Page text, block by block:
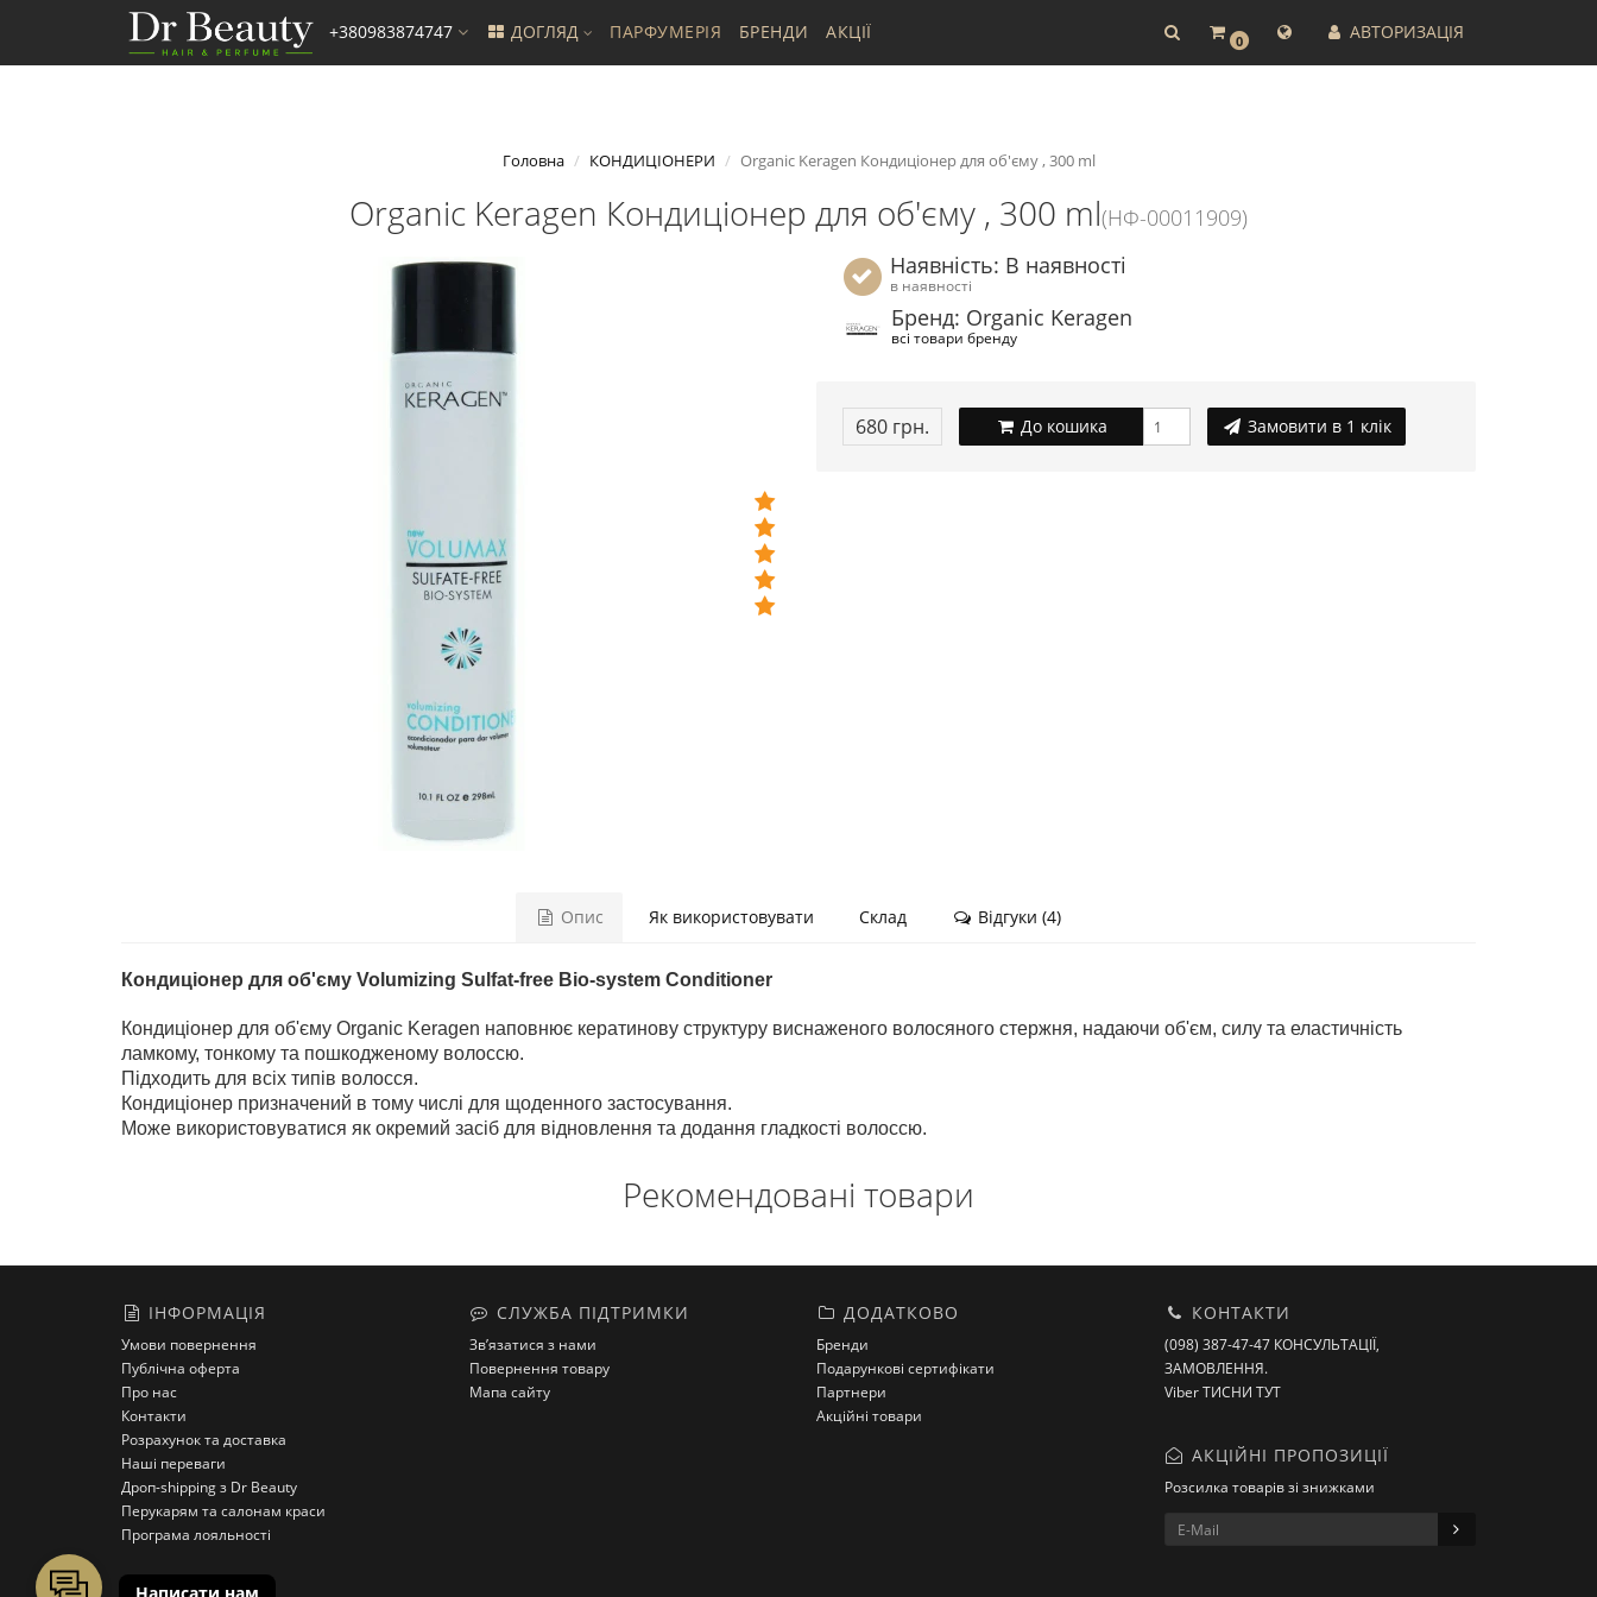
0 АВТОРИЗАЦІЯ
+380983874747 ДОГЛЯД ПАРФУМЕРІЯ БРЕНДИ АКЦІЇ
Головна КОНДИЦІОНЕРИ Organic Keragen Кондиціонер для об'єму , 300 ml
Organic Keragen Кондиціонер для об'єму , 300 ml(НФ-00011909)
Наявність: В наявності
в наявності
Бренд: Organic Keragen
всі товари бренду
680 грн. До кошика Замовити в 1 клік
Опис Як використовувати Склад Відгуки (4)
Кондиціонер для об'єму Volumizing Sulfat-free Bio-system Conditioner
Кондиціонер для об'єму Organic Keragen наповнює кератинову структуру виснаженого волосяного стержня, надаючи об'єм, силу та еластичність
ламкому, тонкому та пошкодженому волоссю.
Підходить для всіх типів волосся.
Кондиціонер призначений в тому числі для щоденного застосування.
Може використовуватися як окремий засіб для відновлення та додання гладкості волоссю.
Рекомендовані товари
ІНФОРМАЦІЯ
Умови повернення
Публічна оферта
Про нас
Контакти
Розрахунок та доставка
Наші переваги
Дроп-shipping з Dr Beauty
Перукарям та салонам краси
Програма лояльності
СЛУЖБА ПІДТРИМКИ
Зв’язатися з нами
Повернення товару
Мапа сайту
ДОДАТКОВО
Бренди
Подарункові сертифікати
Партнери
Акційні товари
КОНТАКТИ
(098) 387-47-47 КОНСУЛЬТАЦІЇ,
ЗАМОВЛЕННЯ.
Viber ТИСНИ ТУТ
АКЦІЙНІ ПРОПОЗИЦІЇ
Розсилка товарів зі знижками